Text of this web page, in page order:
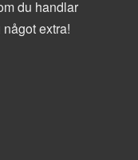
du handlar
extra!